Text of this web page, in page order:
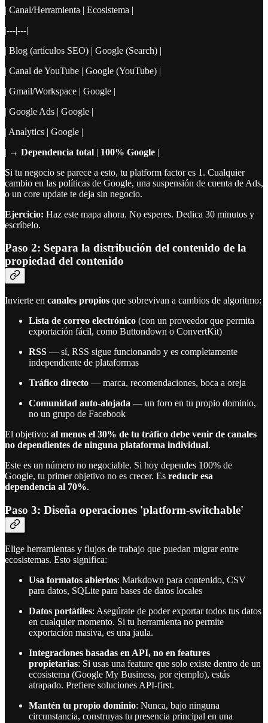
| Canal/Herramienta | Ecosistema |
|---|---|
| Blog (artículos SEO) | Google (Search) |
| Canal de YouTube | Google (YouTube) |
| Gmail/Workspace | Google |
| Google Ads | Google |
| Analytics | Google |
| → Dependencia total | 100% Google |
Si tu negocio se parece a esto, tu platform factor es 1. Cualquier
cambio en las políticas de Google, una suspensión de cuenta de Ads,
o un core update te deja sin negocio.
Ejercicio: Haz este mapa ahora. No esperes. Dedica 30 minutos y
escríbelo.
Paso 2: Separa la distribución del contenido de la
propiedad del contenido
Invierte en canales propios que sobrevivan a cambios de algoritmo:
Lista de correo electrónico (con un proveedor que permita
exportación fácil, como Buttondown o ConvertKit)
RSS — sí, RSS sigue funcionando y es completamente
independiente de plataformas
Tráfico directo — marca, recomendaciones, boca a oreja
Comunidad auto-alojada — un foro en tu propio dominio,
no un grupo de Facebook
El objetivo: al menos el 30% de tu tráfico debe venir de canales
no dependientes de ninguna plataforma individual.
Este es un número no negociable. Si hoy dependes 100% de
Google, tu primer objetivo no es crecer. Es reducir esa
dependencia al 70%.
Paso 3: Diseña operaciones 'platform-switchable'
Elige herramientas y flujos de trabajo que puedan migrar entre
ecosistemas. Esto significa:
Usa formatos abiertos: Markdown para contenido, CSV
para datos, SQLite para bases de datos locales
Datos portátiles: Asegúrate de poder exportar todos tus datos
en cualquier momento. Si tu herramienta no permite
exportación masiva, es una jaula.
Integraciones basadas en API, no en features
propietarias: Si usas una feature que solo existe dentro de un
ecosistema (Google My Business, por ejemplo), estás
atrapado. Prefiere soluciones API-first.
Mantén tu propio dominio: Nunca, bajo ninguna
circunstancia, construyas tu presencia principal en una